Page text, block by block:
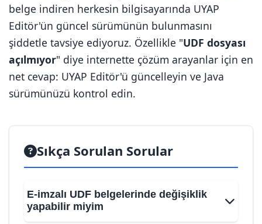
belge indiren herkesin bilgisayarında UYAP
Editör'ün güncel sürümünün bulunmasını
şiddetle tavsiye ediyoruz. Özellikle "UDF dosyası
açılmıyor" diye internette çözüm arayanlar için en
net cevap: UYAP Editör'ü güncelleyin ve Java
sürümünüzü kontrol edin.
Sıkça Sorulan Sorular
E-imzalı UDF belgelerinde değişiklik
yapabilir miyim